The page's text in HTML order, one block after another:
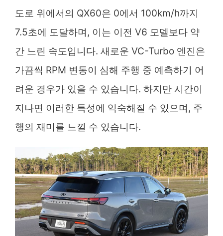
도로 위에서의 QX60은 0에서 100km/h까지
7.5초에 도달하며, 이는 이전 V6 모델보다 약
간 느린 속도입니다. 새로운 VC-Turbo 엔진은
가끔씩 RPM 변동이 심해 주행 중 예측하기 어
려운 경우가 있을 수 있습니다. 하지만 시간이
지나면 이러한 특성에 익숙해질 수 있으며, 주
행의 재미를 느낄 수 있습니다.